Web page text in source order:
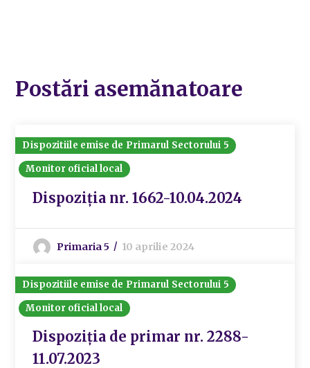
Postări asemănatoare
Dispozitiile emise de Primarul Sectorului 5
Monitor oficial local
Dispoziția nr. 1662-10.04.2024
Primaria 5 10 aprilie 2024
Dispozitiile emise de Primarul Sectorului 5
Monitor oficial local
Dispoziția de primar nr. 2288-
11.07.2023